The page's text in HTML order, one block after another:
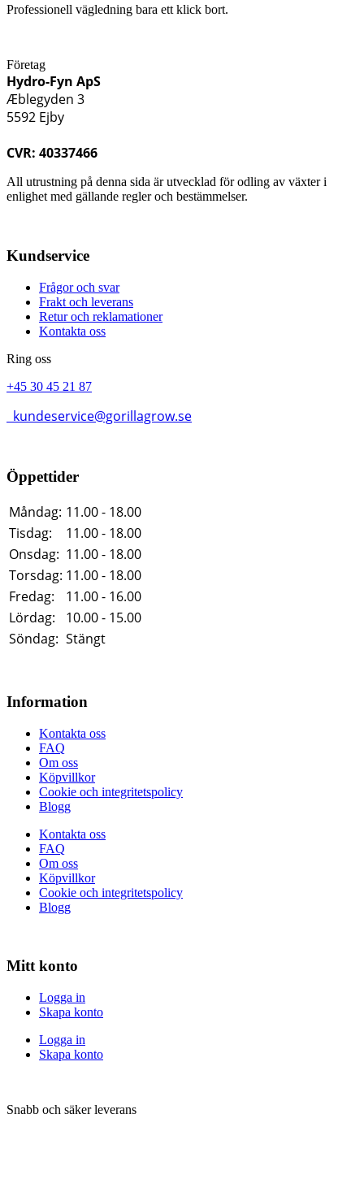
Professionell vägledning bara ett klick bort.
Företag
Hydro-Fyn ApS
Æblegyden 3
5592 Ejby
CVR: 40337466
All utrustning på denna sida är utvecklad för odling av växter i
enlighet med gällande regler och bestämmelser.
Kundservice
Frågor och svar
Frakt och leverans
Retur och reklamationer
Kontakta oss
Ring oss
+45 30 45 21 87
kundeservice@gorillagrow.se
Öppettider
Måndag: 11.00 - 18.00
Tisdag:
11.00 - 18.00
Onsdag: 11.00 - 18.00
Torsdag: 11.00 - 18.00
Fredag:
11.00 - 16.00
Lördag:
10.00 - 15.00
Söndag: Stängt
Information
Kontakta oss
FAQ
Om oss
Köpvillkor
Cookie och integritetspolicy
Blogg
Kontakta oss
FAQ
Om oss
Köpvillkor
Cookie och integritetspolicy
Blogg
Mitt konto
Logga in
Skapa konto
Logga in
Skapa konto
Snabb och säker leverans